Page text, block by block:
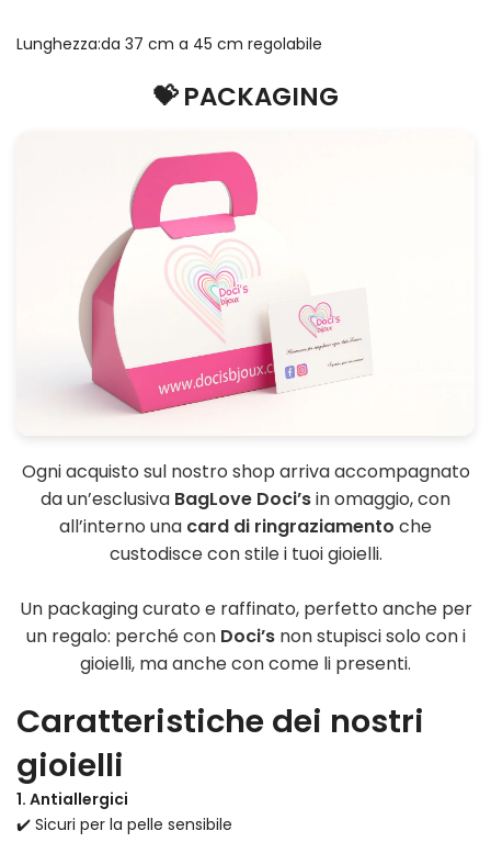
Lunghezza:da 37 cm a 45 cm regolabile
💝 PACKAGING
Ogni acquisto sul nostro shop arriva accompagnato
da un’esclusiva BagLove Doci’sin omaggio, con
all’interno una card di ringraziamento che
custodisce con stile i tuoi gioielli.
Un packaging curato e raffinato, perfetto anche per
un regalo: perché con Doci’snon stupisci solo con i
gioielli, ma anche con come li presenti.
Caratteristiche dei nostri
gioielli
1. Antiallergici
✔️ Sicuri per la pelle sensibile